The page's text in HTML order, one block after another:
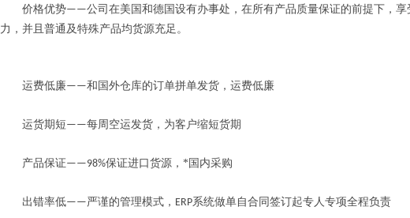
价格优势——公司在美国和德国设有办事处，在所有产品质量保证的前提下，
力，并且普通及特殊产品均货源充足。
运费低廉——和国外仓库的订单拼单发货，运费低廉
运货期短——每周空运发货，为客户缩短货期
产品保证——98%保证进口货源，*国内采购
出错率低——严谨的管理模式， ERP系统做单自合同签订起专人专项全程负责